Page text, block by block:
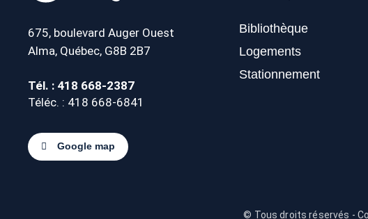
675, boulevard Auger Ouest
Alma, Québec, G8B 2B7
Tél. : 418 668-2387
Téléc. : 418 668-6841
Google map
Bibliothèque
Logements
Stationnement
© Tous droits réservés -